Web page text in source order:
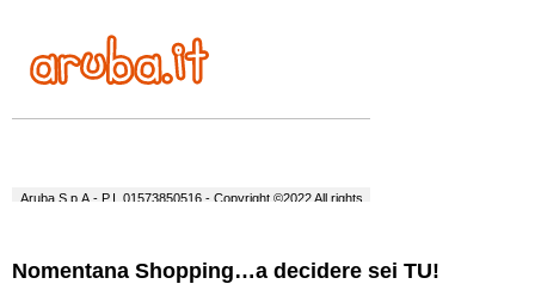
Nomentana Shopping…a decidere sei TU!